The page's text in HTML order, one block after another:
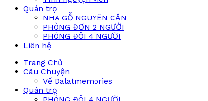
Quán trọ
NHÀ GỖ NGUYÊN CĂN
PHÒNG ĐƠN 2 NGƯỜI
PHÒNG ĐÔI 4 NGƯỜI
Liên hệ
Trang Chủ
Câu Chuyện
Về Dalatmemories
Quán trọ